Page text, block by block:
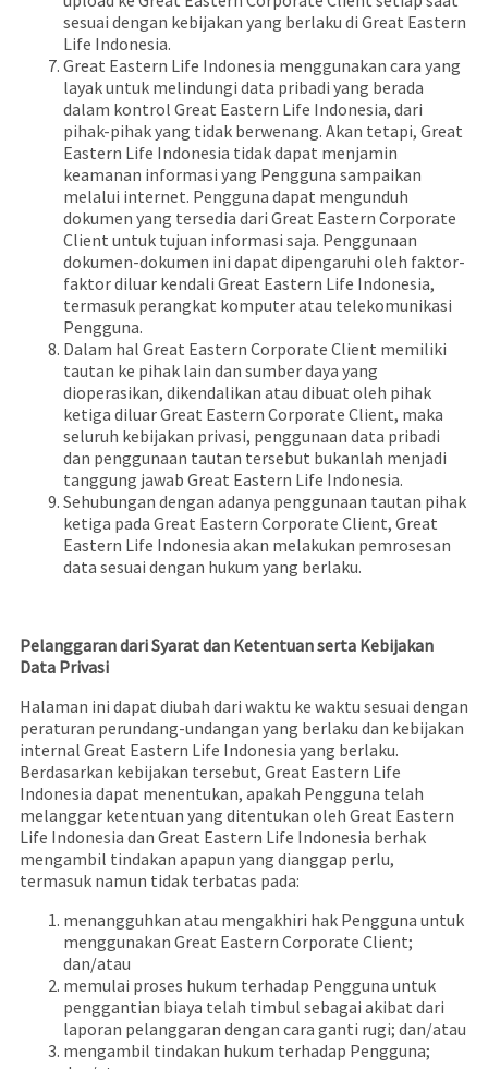
sesuai dengan kebijakan yang berlaku di Great Eastern
Life Indonesia.
Great Eastern Life Indonesia menggunakan cara yang
layak untuk melindungi data pribadi yang berada
dalam kontrol Great Eastern Life Indonesia, dari
pihak-pihak yang tidak berwenang. Akan tetapi, Great
Eastern Life Indonesia tidak dapat menjamin
keamanan informasi yang Pengguna sampaikan
melalui internet. Pengguna dapat mengunduh
dokumen yang tersedia dari Great Eastern Corporate
Client untuk tujuan informasi saja. Penggunaan
dokumen-dokumen ini dapat dipengaruhi oleh faktor-
faktor diluar kendali Great Eastern Life Indonesia,
termasuk perangkat komputer atau telekomunikasi
Pengguna.
Dalam hal Great Eastern Corporate Client memiliki
tautan ke pihak lain dan sumber daya yang
dioperasikan, dikendalikan atau dibuat oleh pihak
ketiga diluar Great Eastern Corporate Client, maka
seluruh kebijakan privasi, penggunaan data pribadi
dan penggunaan tautan tersebut bukanlah menjadi
tanggung jawab Great Eastern Life Indonesia.
Sehubungan dengan adanya penggunaan tautan pihak
ketiga pada Great Eastern Corporate Client, Great
Eastern Life Indonesia akan melakukan pemrosesan
data sesuai dengan hukum yang berlaku.
Pelanggaran dari Syarat dan Ketentuan serta Kebijakan
Data Privasi
Halaman ini dapat diubah dari waktu ke waktu sesuai dengan
peraturan perundang-undangan yang berlaku dan kebijakan
internal Great Eastern Life Indonesia yang berlaku.
Berdasarkan kebijakan tersebut, Great Eastern Life
Indonesia dapat menentukan, apakah Pengguna telah
melanggar ketentuan yang ditentukan oleh Great Eastern
Life Indonesia dan Great Eastern Life Indonesia berhak
mengambil tindakan apapun yang dianggap perlu,
termasuk namun tidak terbatas pada:
menangguhkan atau mengakhiri hak Pengguna untuk
menggunakan Great Eastern Corporate Client;
dan/atau
memulai proses hukum terhadap Pengguna untuk
penggantian biaya telah timbul sebagai akibat dari
laporan pelanggaran dengan cara ganti rugi; dan/atau
mengambil tindakan hukum terhadap Pengguna;